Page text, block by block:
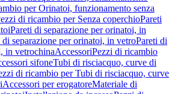
per Orinatoi, funzionamento senza
di ricambio per Senza coperchioPareti
Pareti di separazione per orinatoi, in
di separazione per orinatoi, in vetroPareti di
in vetrochinaAccessoriPezzi di ricambio
sifoneTubi di risciacquo, curve di
di ricambio per Tubi di risciacquo, curve
Accessori per erogatoreMateriale di